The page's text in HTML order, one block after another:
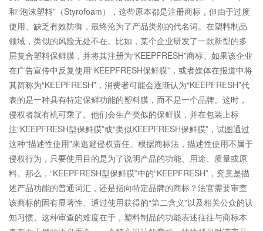
和“泡沫塑料”（Styrofoam），这些原本都是注册商标，但由于过度
使用、缺乏有效防御，最终沦为了产品类别的代名词。在塑料制品
领域，类似的风险无处不在。比如，某个企业研发了一款新型的多
层复合塑料保鲜膜，并将其注册为“KEEPFRESH”商标。如果该企业
在广告宣传中反复使用“KEEPFRESH保鲜膜”，或者媒体在报道中将
其简称为“KEEPFRESH”，消费者可能会逐渐认为“KEEPFRESH”代
表的是一种具有特定保鲜功能的塑料膜，而不是一个品牌。这时，
侵权者就有机可乘了。他们会生产类似的保鲜膜，并在包装上标
注“KEEPFRESH型保鲜膜”或“类似KEEPFRESH保鲜膜”，试图通过
这种“描述性使用”来逃避侵权责任。根据商标法，描述性使用不属于
侵权行为，只要使用目的是为了说明产品的功能、用途、质量或原
料。那么，“KEEPFRESH型保鲜膜”中的“KEEPFRESH”，究竟是描
述产品功能的普通词汇，还是指向特定品牌的商标？法官需要审查
该商标的固有显著性、通过使用获得的“第二含义”以及相关公众的认
知习惯。这种审查的难度在于，塑料制品的功能表述往往与商标本